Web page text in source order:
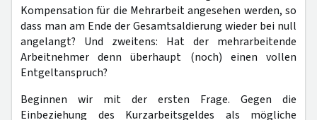
Kompensation für die Mehrarbeit angesehen werden, so
dass man am Ende der Gesamtsaldierung wieder bei null
angelangt? Und zweitens: Hat der mehrarbeitende
Arbeitnehmer denn überhaupt (noch) einen vollen
Entgeltanspruch?
Beginnen wir mit der ersten Frage. Gegen die
Einbeziehung des Kurzarbeitsgeldes als mögliche